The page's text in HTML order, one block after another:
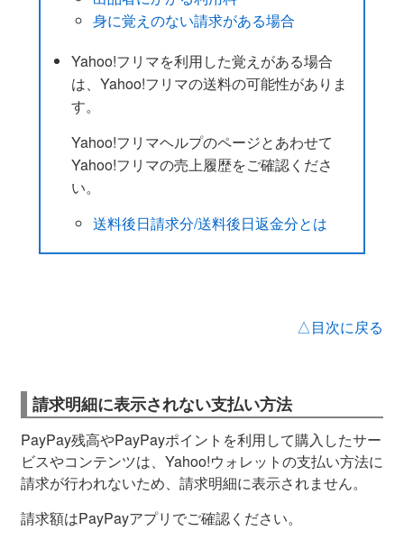
身に覚えのない請求がある場合
Yahoo!フリマを利用した覚えがある場合
は、Yahoo!フリマの送料の可能性がありま
す。
Yahoo!フリマヘルプのページとあわせて
Yahoo!フリマの売上履歴をご確認くださ
い。
送料後日請求分/送料後日返金分とは
△目次に戻る
請求明細に表示されない支払い方法
PayPay残高やPayPayポイントを利用して購入したサー
ビスやコンテンツは、Yahoo!ウォレットの支払い方法に
請求が行われないため、請求明細に表示されません。
請求額はPayPayアプリでご確認ください。